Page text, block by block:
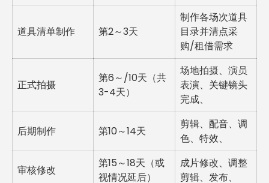
道具清单制作 第2～3天
制作各场次道具
目录并清点采
购/租借需求
正式拍摄
第6～/10天（共
3-4天）
场地拍摄、演员
表演、关键镜头
完成、
后期制作 第10～14天
剪辑、配音、调
色、特效、
审核修改
第15～18天（或
视情况延后）
成片修改、调整
剪辑、发布、